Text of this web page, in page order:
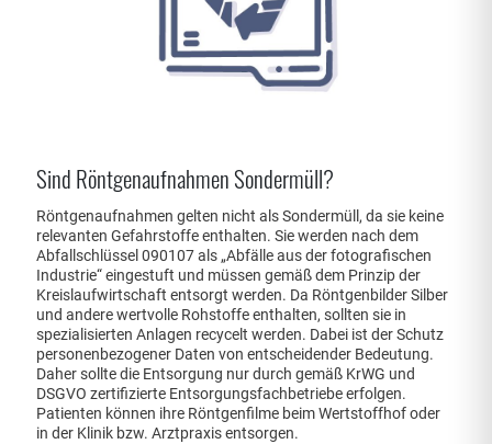
Sind Röntgenaufnahmen Sondermüll?
Röntgenaufnahmen gelten nicht als Sondermüll, da sie keine
relevanten Gefahrstoffe enthalten. Sie werden nach dem
Abfallschlüssel 090107 als „Abfälle aus der fotografischen
Industrie“ eingestuft und müssen gemäß dem Prinzip der
Kreislaufwirtschaft entsorgt werden. Da Röntgenbilder Silber
und andere wertvolle Rohstoffe enthalten, sollten sie in
spezialisierten Anlagen recycelt werden. Dabei ist der Schutz
personenbezogener Daten von entscheidender Bedeutung.
Daher sollte die Entsorgung nur durch gemäß KrWG und
DSGVO zertifizierte Entsorgungsfachbetriebe erfolgen.
Patienten können ihre Röntgenfilme beim Wertstoffhof oder
in der Klinik bzw. Arztpraxis entsorgen.